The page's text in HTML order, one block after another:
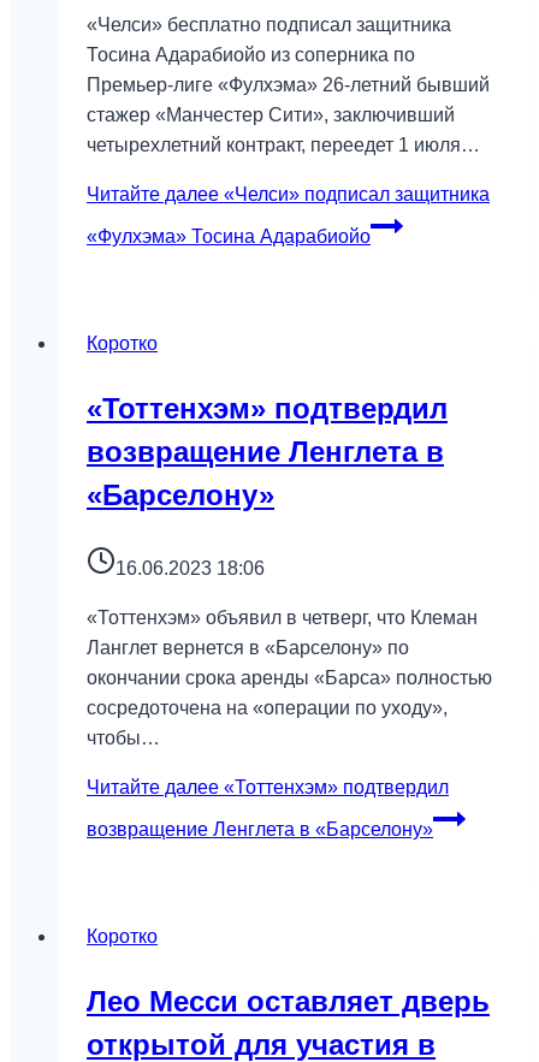
«Челси» бесплатно подписал защитника
Тосина Адарабиойо из соперника по
Премьер-лиге «Фулхэма» 26-летний бывший
стажер «Манчестер Сити», заключивший
четырехлетний контракт, переедет 1 июля…
Читайте далее «Челси» подписал защитника
«Фулхэма» Тосина Адарабиойо
Коротко
«Тоттенхэм» подтвердил
возвращение Ленглета в
«Барселону»
16.06.2023 18:06
«Тоттенхэм» объявил в четверг, что Клеман
Ланглет вернется в «Барселону» по
окончании срока аренды «Барса» полностью
сосредоточена на «операции по уходу»,
чтобы…
Читайте далее «Тоттенхэм» подтвердил
возвращение Ленглета в «Барселону»
Коротко
Лео Месси оставляет дверь
открытой для участия в